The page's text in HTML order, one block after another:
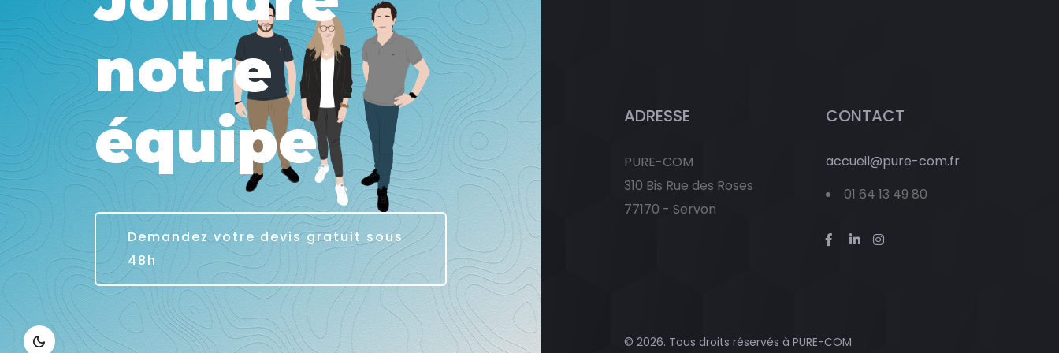
notre
équipe
Demandez votre devis gratuit sous
48h
ADRESSE
PURE-COM
310 Bis Rue des Roses
77170 - Servon
CONTACT
accueil@pure-com.fr
01 64 13 49 80
© 2026. Tous droits réservés à PURE-COM